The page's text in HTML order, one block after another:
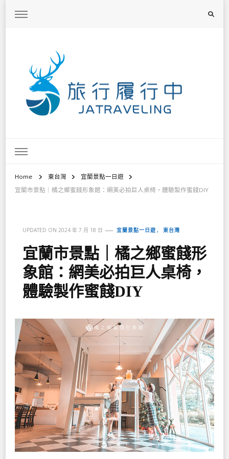
Home 東台灣
宜蘭景點一日遊
宜蘭市景點｜橘之鄉蜜餞形象館：網美必拍巨人桌椅，體驗製作蜜餞DIY
UPDATED ON 2024 年 7 月 18 日 宜蘭景點一日遊 東台灣
宜蘭市景點｜橘之鄉蜜餞形
象館：網美必拍巨人桌椅，
體驗製作蜜餞DIY